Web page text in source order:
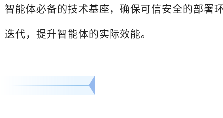
智能体必备的技术基座，确保可信安全的部署
迭代，提升智能体的实际效能。